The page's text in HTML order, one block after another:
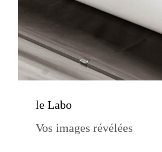
le Labo
Vos images révélées